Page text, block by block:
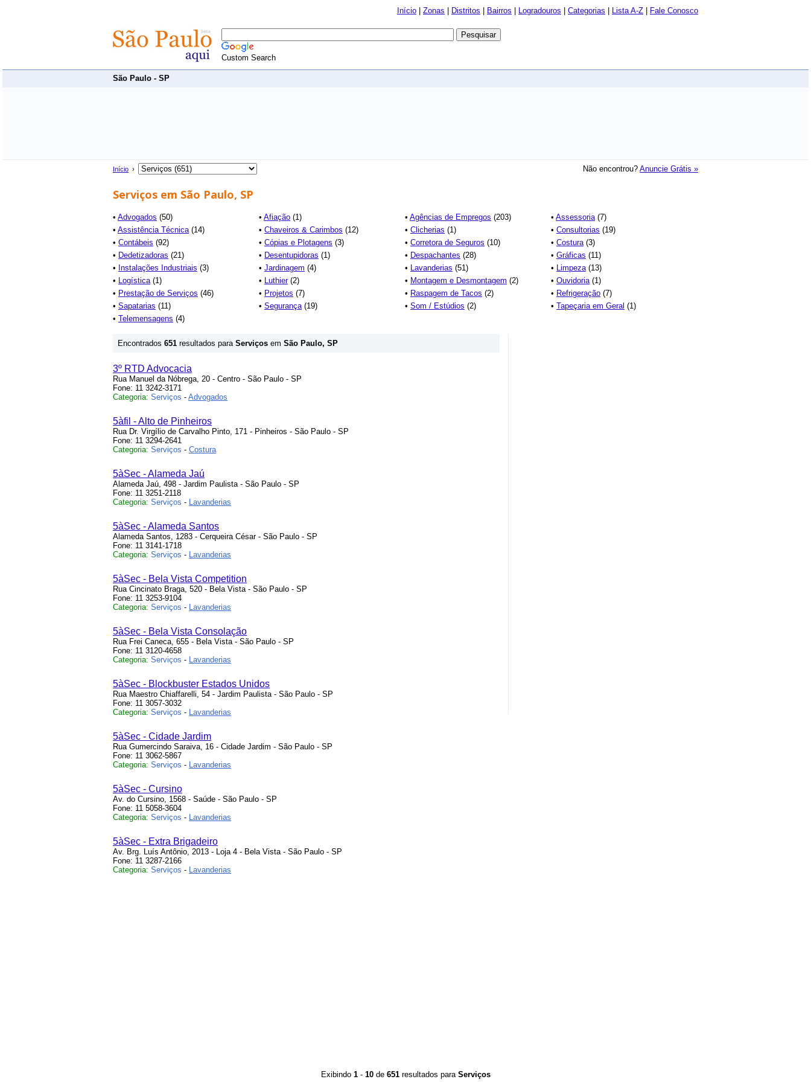
Início Zonas Distritos Bairros Logradouros Categorias Lista A-Z Fale Conosco
Custom Search
São Paulo - SP
Início › Não encontrou? Anuncie Grátis »
Serviços em São Paulo, SP
• Advogados (50) • Afiação (1) • Agências de Empregos (203) • Assessoria(7)
• Assistência Técnica(14) • Chaveiros & Carimbos (12) • Clicherias (1) • Consultorias (19)
• Contábeis (92) • Cópias e Plotagens (3) • Corretora de Seguros (10) • Costura(3)
• Dedetizadoras (21) • Desentupidoras (1) • Despachantes (28) • Gráficas (11)
• Instalações Industriais (3) • Jardinagem (4) • Lavanderias (51) • Limpeza(13)
• Logística(1) • Luthier(2) • Montagem e Desmontagem (2) • Ouvidoria(1)
• Prestação de Serviços (46) • Projetos (7) • Raspagem de Tacos (2) • Refrigeração (7)
• Sapatarias (11) • Segurança(19) • Som / Estúdios (2) • Tapeçaria em Geral (1)
• Telemensagens (4)
Encontrados 651 resultados para Serviços em São Paulo, SP
3º RTD Advocacia
Rua Manuel da Nóbrega, 20 - Centro - São Paulo - SP
Fone: 11 3242-3171
Categoria: Serviços - Advogados
5àfil - Alto de Pinheiros
Rua Dr. Virgílio de Carvalho Pinto, 171 - Pinheiros - São Paulo - SP
Fone: 11 3294-2641
Categoria: Serviços - Costura
5àSec - Alameda Jaú
Alameda Jaú, 498 - Jardim Paulista - São Paulo - SP
Fone: 11 3251-2118
Categoria: Serviços - Lavanderias
5àSec - Alameda Santos
Alameda Santos, 1283 - Cerqueira César - São Paulo - SP
Fone: 11 3141-1718
Categoria: Serviços - Lavanderias
5àSec - Bela Vista Competition
Rua Cincinato Braga, 520 - Bela Vista - São Paulo - SP
Fone: 11 3253-9104
Categoria: Serviços - Lavanderias
5àSec - Bela Vista Consolação
Rua Frei Caneca, 655 - Bela Vista - São Paulo - SP
Fone: 11 3120-4658
Categoria: Serviços - Lavanderias
5àSec - Blockbuster Estados Unidos
Rua Maestro Chiaffarelli, 54 - Jardim Paulista - São Paulo - SP
Fone: 11 3057-3032
Categoria: Serviços - Lavanderias
5àSec - Cidade Jardim
Rua Gumercindo Saraiva, 16 - Cidade Jardim - São Paulo - SP
Fone: 11 3062-5867
Categoria: Serviços - Lavanderias
5àSec - Cursino
Av. do Cursino, 1568 - Saúde - São Paulo - SP
Fone: 11 5058-3604
Categoria: Serviços - Lavanderias
5àSec - Extra Brigadeiro
Av. Brg. Luís Antônio, 2013 - Loja 4 - Bela Vista - São Paulo - SP
Fone: 11 3287-2166
Categoria: Serviços - Lavanderias
Exibindo 1- 10de 651resultados para Serviços